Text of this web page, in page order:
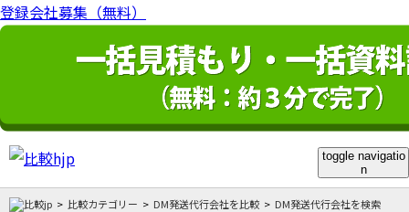
登録会社募集（無料）
toggle navigatio
n
比較カテゴリー DM発送代行会社を比較
DM発送代行会社を検索